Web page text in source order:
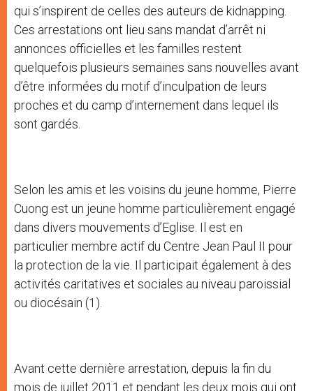
qui s’inspirent de celles des auteurs de kidnapping.
Ces arrestations ont lieu sans mandat d’arrêt ni
annonces officielles et les familles restent
quelquefois plusieurs semaines sans nouvelles avant
d’être informées du motif d’inculpation de leurs
proches et du camp d’internement dans lequel ils
sont gardés.
Selon les amis et les voisins du jeune homme, Pierre
Cuong est un jeune homme particulièrement engagé
dans divers mouvements d’Eglise. Il est en
particulier membre actif du Centre Jean Paul II pour
la protection de la vie. Il participait également à des
activités caritatives et sociales au niveau paroissial
ou diocésain (1).
Avant cette dernière arrestation, depuis la fin du
mois de juillet 2011 et pendant les deux mois qui ont